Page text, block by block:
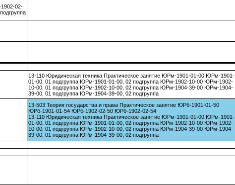
02-
13-110 Юридическая техника Практическое занятие ЮРм-1901-01-00 ЮРм-1901-
01-00, 01 подгруппа ЮРм-1901-01-00, 02 подгруппа ЮРм-1902-10-00 ЮРм-1902-
10-00, 01 подгруппа ЮРм-1902-10-00, 02 подгруппа ЮРм-1904-39-00 ЮРм-1904-
39-00, 01 подгруппа ЮРм-1904-39-00, 02 подгруппа
13-503 Теория государства и права Практическое занятие ЮРб-1901-01-50
ЮРб-1901-01-54 ЮРб-1902-02-50 ЮРб-1902-02-54
13-110 Юридическая техника Практическое занятие ЮРм-1901-01-00 ЮРм-1901-
01-00, 01 подгруппа ЮРм-1901-01-00, 02 подгруппа ЮРм-1902-10-00 ЮРм-1902-
10-00, 01 подгруппа ЮРм-1902-10-00, 02 подгруппа ЮРм-1904-39-00 ЮРм-1904-
39-00, 01 подгруппа ЮРм-1904-39-00, 02 подгруппа